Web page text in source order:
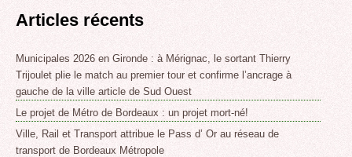
Articles récents
Municipales 2026 en Gironde : à Mérignac, le sortant Thierry
Trijoulet plie le match au premier tour et confirme l’ancrage à
gauche de la ville article de Sud Ouest
Le projet de Métro de Bordeaux : un projet mort-né!
Ville, Rail et Transport attribue le Pass d’ Or au réseau de
transport de Bordeaux Métropole